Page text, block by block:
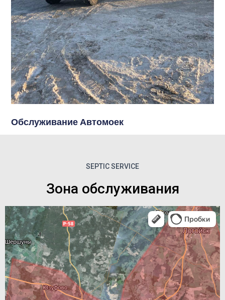
Обслуживание Автомоек
SEPTIC SERVICE
Зона обслуживания